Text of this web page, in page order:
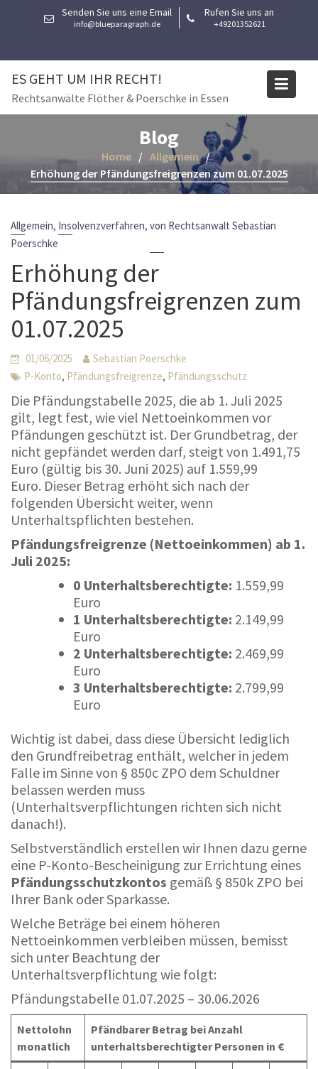
Senden Sie uns eine Email
info@blueparagraph.de
Rufen Sie uns an
+49201352621
ES GEHT UM IHR RECHT!
Rechtsanwälte Flöther & Poerschke in Essen
Blog
Home
Allgemein
Erhöhung der Pfändungsfreigrenzen zum 01.07.2025
Allgemein, Insolvenzverfahren, von Rechtsanwalt Sebastian
Poerschke
Erhöhung der
Pfändungsfreigrenzen zum
01.07.2025
01/06/2025
Sebastian Poerschke
P-Konto, Pfändungsfreigrenze, Pfändungsschutz
Die Pfändungstabelle 2025, die ab 1. Juli 2025
gilt, legt fest, wie viel Nettoeinkommen vor
Pfändungen geschützt ist. Der Grundbetrag, der
nicht gepfändet werden darf, steigt von 1.491,75
Euro (gültig bis 30. Juni 2025) auf 1.559,99
Euro. Dieser Betrag erhöht sich nach der
folgenden Übersicht weiter, wenn
Unterhaltspflichten bestehen.
Pfändungsfreigrenze (Nettoeinkommen) ab 1.
Juli 2025:
0 Unterhaltsberechtigte: 1.559,99
Euro
1 Unterhaltsberechtigte: 2.149,99
Euro
2 Unterhaltsberechtigte: 2.469,99
Euro
3 Unterhaltsberechtigte: 2.799,99
Euro
Wichtig ist dabei, dass diese Übersicht lediglich
den Grundfreibetrag enthält, welcher in jedem
Falle im Sinne von § 850c ZPO dem Schuldner
belassen werden muss
(Unterhaltsverpflichtungen richten sich nicht
danach!).
Selbstverständlich erstellen wir Ihnen dazu gerne
eine P-Konto-Bescheinigung zur Errichtung eines
Pfändungsschutzkontos gemäß § 850k ZPO bei
Ihrer Bank oder Sparkasse.
Welche Beträge bei einem höheren
Nettoeinkommen verbleiben müssen, bemisst
sich unter Beachtung der
Unterhaltsverpflichtung wie folgt:
Pfändungstabelle 01.07.2025 – 30.06.2026
Nettolohn
monatlich
Pfändbarer Betrag bei Anzahl
unterhaltsberechtigter Personen in €